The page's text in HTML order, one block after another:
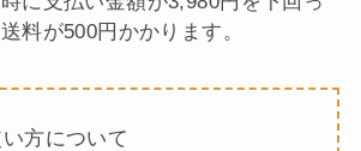
料が500円かかります。
方について